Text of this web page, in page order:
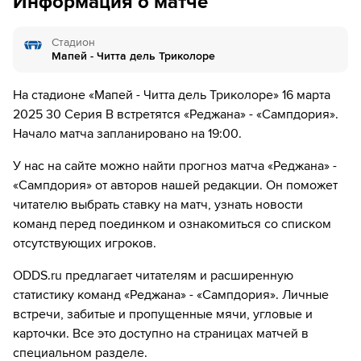
10´ В городе Реджио Эмилия назначили штрафной,
11´ Сампдория вбросит из-за боковой.
Джанлука Орелиано назначает вбрасывание,
Сампдория выполнит вбрасывание.
12´ Вбрасывание команды Сампдория.
13´ Вбрасывание команды Реджана 1919 на стадионе
Гиглио.
14´ Сампдория вбросит из-за боковой.
половине.
15´ Штрафной удар у команды Сампдория.
Стадион
Мапей - Читта дель Триколоре
На стадионе «Мапей - Читта дель Триколоре» 16 марта
2025 30 Серия B встретятся «Реджана» - «Сампдория».
Начало матча запланировано на 19:00.
У нас на сайте можно найти прогноз матча «Реджана» -
«Сампдория» от авторов нашей редакции. Он поможет
читателю выбрать ставку на матч, узнать новости
команд перед поединком и ознакомиться со списком
отсутствующих игроков.
ODDS.ru предлагает читателям и расширенную
статистику команд «Реджана» - «Сампдория». Личные
встречи, забитые и пропущенные мячи, угловые и
карточки. Все это доступно на страницах матчей в
специальном разделе.